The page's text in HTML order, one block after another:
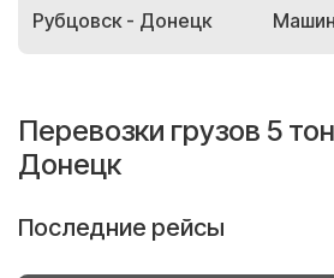
Рубцовск - Донецк
Перевозки грузов 5
Донецк
Последние рейсы